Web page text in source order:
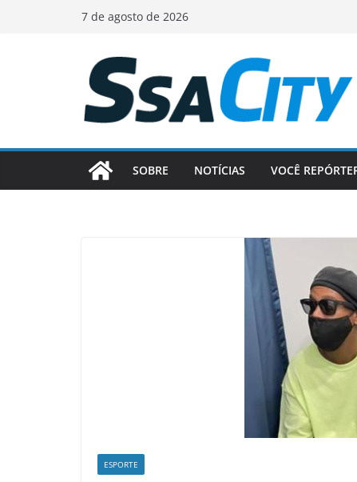
7 de agosto de 2026
SOBRE NOTÍCIAS VOCÊ
ESPORTE